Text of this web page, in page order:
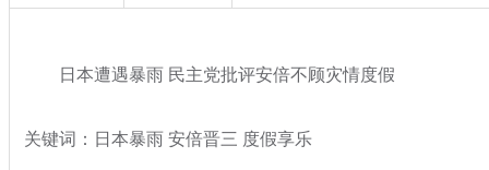
日本遭遇暴雨 民主党批评安倍不顾灾情度假
关键词：日本暴雨 安倍晋三 度假享乐